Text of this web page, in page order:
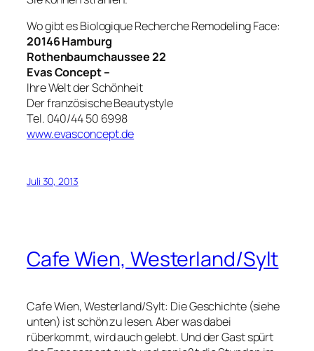
Wo gibt es Biologique Recherche Remodeling Face:
20146 Hamburg
Rothenbaumchaussee 22
Evas Concept –
Ihre Welt der Schönheit
Der französische Beautystyle
Tel. 040/44 50 6998
www.evasconcept.de
Juli 30, 2013
Cafe Wien, Westerland/Sylt
Cafe Wien, Westerland/Sylt: Die Geschichte (siehe
unten) ist schön zu lesen. Aber was dabei
rüberkommt, wird auch gelebt. Und der Gast spürt